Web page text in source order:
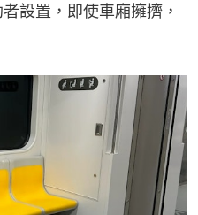
設置，即使車廂擁擠，